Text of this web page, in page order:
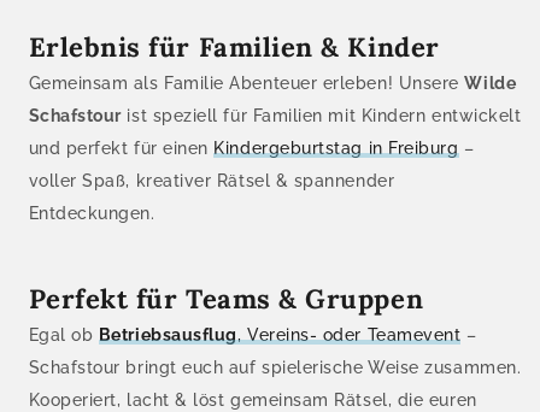
Erlebnis für Familien & Kinder
Gemeinsam als Familie Abenteuer erleben! UnsereWilde
Schafstourist speziell für Familien mit Kindern entwickelt
und perfekt für einen Kindergeburtstag in Freiburg –
voller Spaß, kreativer Rätsel & spannender
Entdeckungen.
Perfekt für Teams & Gruppen
Egal ob Betriebsausflug, Vereins- oder Teamevent –
Schafstour bringt euch auf spielerische Weise zusammen.
Kooperiert, lacht & löst gemeinsam Rätsel, die euren